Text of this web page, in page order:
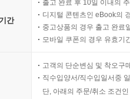
간
출고 완료 후 10일 이내의
디지털 콘텐츠인 eBook의
중고상품의 경우 출고 완료
모바일 쿠폰의 경우 유효기
고객의 단순변심 및 착오구
직수입양서/직수입일서중
단, 아래의 주문/취소 조건